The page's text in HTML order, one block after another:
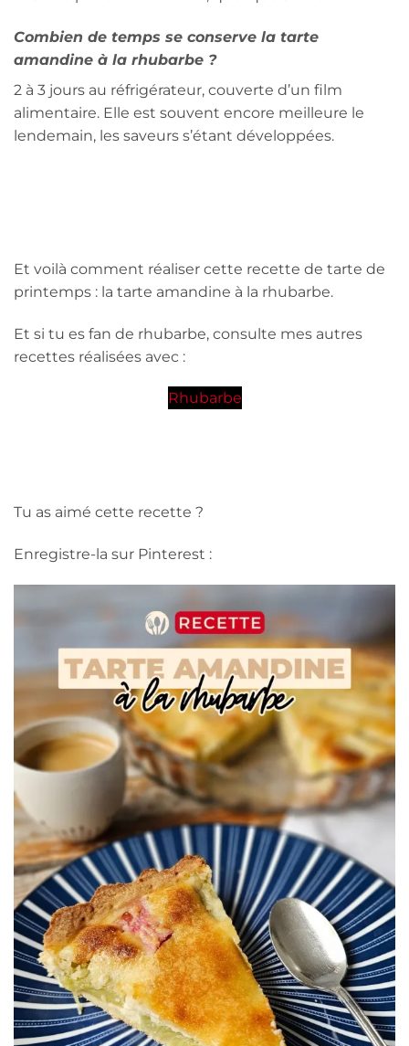
Combien de temps se conserve la tarte
amandine à la rhubarbe ?
2 à 3 jours au réfrigérateur, couverte d’un film
alimentaire. Elle est souvent encore meilleure le
lendemain, les saveurs s’étant développées.
Et voilà comment réaliser cette recette de tarte de
printemps : la tarte amandine à la rhubarbe.
Et si tu es fan de rhubarbe, consulte mes autres
recettes réalisées avec :
Rhubarbe
Tu as aimé cette recette ?
Enregistre-la sur Pinterest :